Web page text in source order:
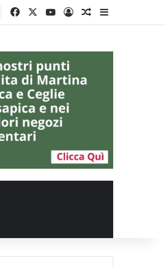
FacebookYou TubeAccediUn articolo a